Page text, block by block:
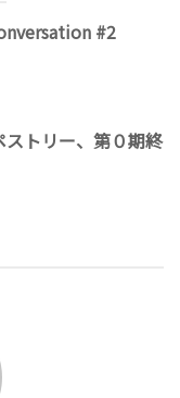
#2
トリー、第０期終